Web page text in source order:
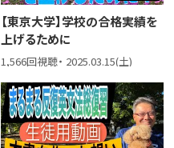
【東京大学】学校の合格実績を
上げるために
1,566回視聴・ 2025.03.15(土)